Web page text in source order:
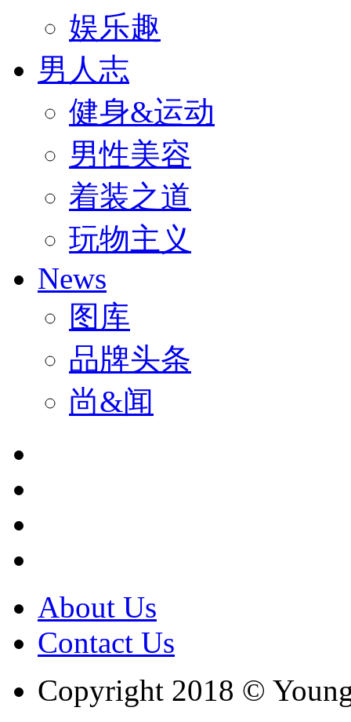
娱乐趣
男人志
健身&运动
男性美容
着装之道
玩物主义
News
图库
品牌头条
尚&闻
About Us
Contact Us
Copyright 2018 ©